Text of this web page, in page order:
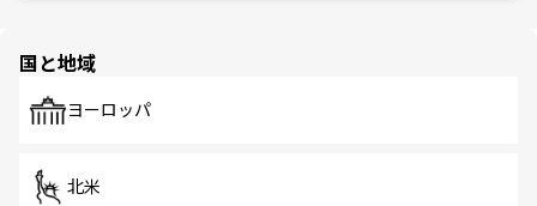
で、ホーカーズは地元の風情を楽しめる外せないスポット
国と地域
ヨーロッパ
北米